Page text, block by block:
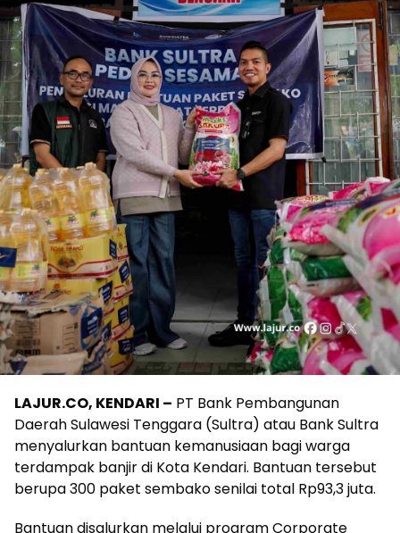
LAJUR.CO, KENDARI – PT Bank Pembangunan
Daerah Sulawesi Tenggara (Sultra) atau Bank Sultra
menyalurkan bantuan kemanusiaan bagi warga
terdampak banjir di Kota Kendari. Bantuan tersebut
berupa 300 paket sembako senilai total Rp93,3 juta.
Bantuan disalurkan melalui program Corporate